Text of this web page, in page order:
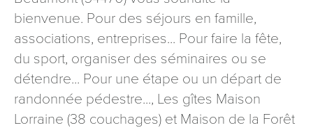
bienvenue. Pour des séjours en famille,
associations, entreprises... Pour faire la fête,
du sport, organiser des séminaires ou se
détendre... Pour une étape ou un départ de
randonnée pédestre..., Les gîtes Maison
Lorraine (38 couchages) et Maison de la Forêt
signé accompagné de la copie d’un titre d’identité à
l’adresse suivante : Meurthe & Moselle Tourisme - 48
esplanade Jacques-Baudot CO 90019 54035 NANCY
cedex
reCAPTCHA